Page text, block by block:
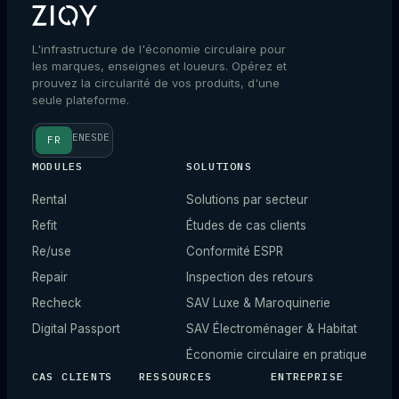
L'infrastructure de l'économie circulaire pour
les marques, enseignes et loueurs. Opérez et
prouvez la circularité de vos produits, d'une
seule plateforme.
FR ENESDE
MODULES
Rental
Refit
Re/use
Repair
Recheck
Digital Passport
SOLUTIONS
Solutions par secteur
Études de cas clients
Conformité ESPR
Inspection des retours
SAV Luxe & Maroquinerie
SAV Électroménager & Habitat
Économie circulaire en pratique
CAS CLIENTS RESSOURCES ENTREPRISE